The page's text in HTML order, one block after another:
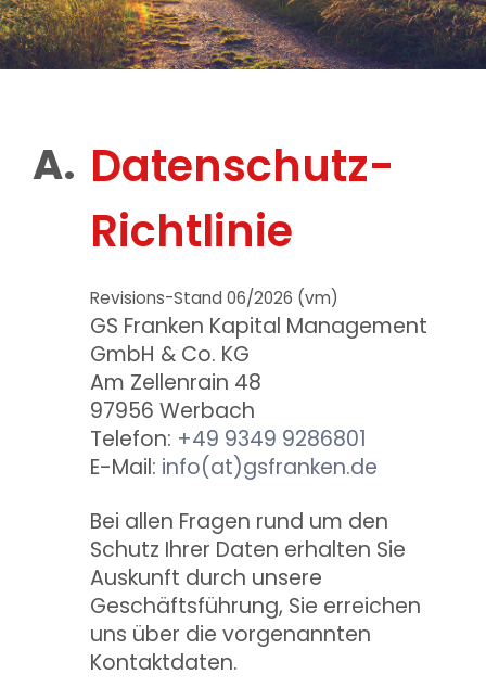
Datenschutz-
Richtlinie
Revisions-Stand 06/2026 (vm)
GS Franken Kapital Management
GmbH & Co. KG
Am Zellenrain 48
97956 Werbach
Telefon: +49 9349 9286801
E-Mail: info(at)gsfranken.de
Bei allen Fragen rund um den
Schutz Ihrer Daten erhalten Sie
Auskunft durch unsere
Geschäftsführung, Sie erreichen
uns über die vorgenannten
Kontaktdaten.